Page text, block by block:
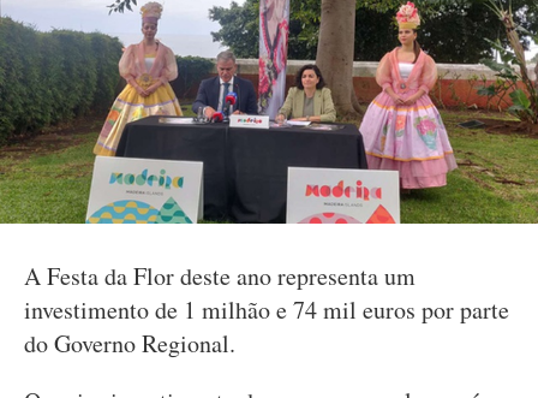
A Festa da Flor deste ano representa um
investimento de 1 milhão e 74 mil euros por parte
do Governo Regional.